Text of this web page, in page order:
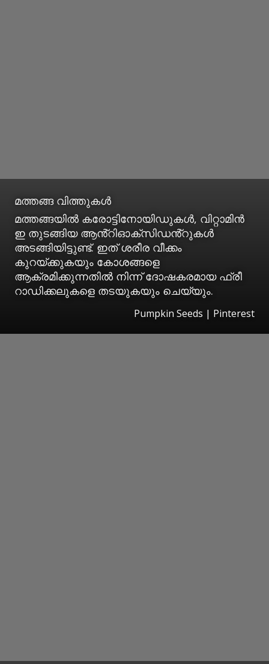
മത്തങ്ങ വിത്തുകൾ
മത്തങ്ങയിൽ കരോട്ടിനോയിഡുകൾ, വിറ്റാമിൻ
ഇ തുടങ്ങിയ ആൻ്റിഓക്‌സിഡൻ്റുകൾ
അടങ്ങിയിട്ടുണ്ട്. ഇത് ശരീര വീക്കം
കുറയ്ക്കുകയും കോശങ്ങളെ
ആക്രമിക്കുന്നതിൽ നിന്ന് ദോഷകരമായ ഫ്രീ
റാഡിക്കലുകളെ തടയുകയും ചെയ്യും.
Pumpkin Seeds | Pinterest